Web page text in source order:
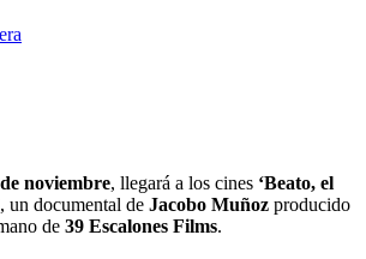
noviembre, llegará a los cines ‘Beato, el
, un documental de Jacobo Muñoz producido
de 39 Escalones Films.